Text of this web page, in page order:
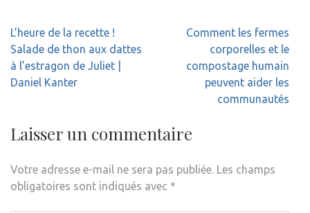
Navigation
de
l’article
L’heure de la recette !
Salade de thon aux dattes
à l’estragon de Juliet |
Daniel Kanter
Comment les fermes
corporelles et le
compostage humain
peuvent aider les
communautés
Laisser un commentaire
Votre adresse e-mail ne sera pas publiée. Les champs
obligatoires sont indiqués avec *